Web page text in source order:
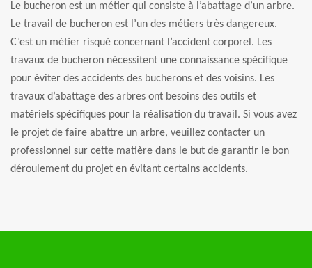
Le bucheron est un métier qui consiste à l’abattage d’un arbre.
Le travail de bucheron est l’un des métiers très dangereux.
C’est un métier risqué concernant l’accident corporel. Les
travaux de bucheron nécessitent une connaissance spécifique
pour éviter des accidents des bucherons et des voisins. Les
travaux d’abattage des arbres ont besoins des outils et
matériels spécifiques pour la réalisation du travail. Si vous avez
le projet de faire abattre un arbre, veuillez contacter un
professionnel sur cette matière dans le but de garantir le bon
déroulement du projet en évitant certains accidents.